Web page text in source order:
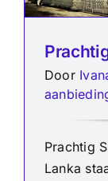
Door
Prachtig
Lanka